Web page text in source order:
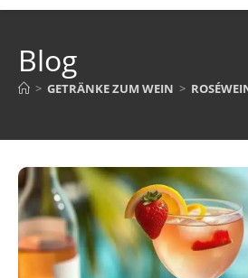
Blog
> GETRÄNKE ZUM WEIN >